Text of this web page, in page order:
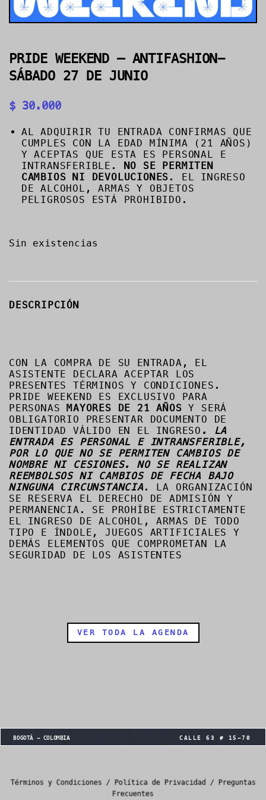
PRIDE WEEKEND – ANTIFASHION-
SÁBADO 27 DE JUNIO
$ 30.000
AL ADQUIRIR TU ENTRADA CONFIRMAS QUE
CUMPLES CON LA EDAD MÍNIMA (21 AÑOS)
Y ACEPTAS QUE ESTA ES PERSONAL E
INTRANSFERIBLE.
NO SE PERMITEN
CAMBIOS NI DEVOLUCIONES . EL INGRESO
DE ALCOHOL, ARMAS Y OBJETOS
PELIGROSOS ESTÁ PROHIBIDO.
Sin existencias
DESCRIPCIÓN
CON LA COMPRA DE SU ENTRADA, EL
ASISTENTE DECLARA ACEPTAR LOS
PRESENTES TÉRMINOS Y CONDICIONES.
PRIDE WEEKEND ES EXCLUSIVO PARA
PERSONASMAYORES DE 21 AÑOS Y SERÁ
OBLIGATORIO PRESENTAR DOCUMENTO DE
IDENTIDAD VÁLIDO EN EL INGRESO . LA
ENTRADA ES PERSONAL E INTRANSFERIBLE,
POR LO QUE NO SE PERMITEN CAMBIOS DE
NOMBRE NI CESIONES. NO SE REALIZAN
REEMBOLSOS NI CAMBIOS DE FECHA BAJO
NINGUNA CIRCUNSTANCIA . LA ORGANIZACIÓN
SE RESERVA EL DERECHO DE ADMISIÓN Y
PERMANENCIA. SE PROHÍBE ESTRICTAMENTE
EL INGRESO DE ALCOHOL, ARMAS DE TODO
TIPO E ÍNDOLE, JUEGOS ARTIFICIALES Y
DEMÁS ELEMENTOS QUE COMPROMETAN LA
SEGURIDAD DE LOS ASISTENTES
VER TODA LA AGENDA
BOGOTÁ - COLOMBIA CALLE 63 # 15-70
Términos y Condiciones / Política de Privacidad / Preguntas
Frecuentes